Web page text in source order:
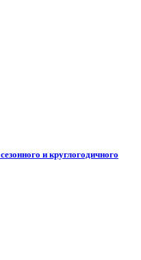
и круглогодичного